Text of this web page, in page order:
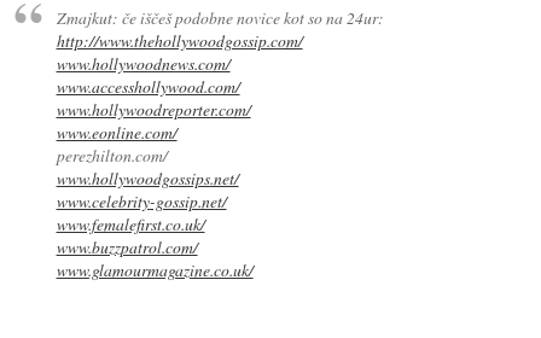
Zmajkut: če iščeš podobne novice kot so na 24ur:
http://www.thehollywoodgossip.com/
www.hollywoodnews.com/
www.accesshollywood.com/
www.hollywoodreporter.com/
www.eonline.com/
perezhilton.com/
www.hollywoodgossips.net/
www.celebrity-gossip.net/
www.femalefirst.co.uk/
www.buzzpatrol.com/
www.glamourmagazine.co.uk/